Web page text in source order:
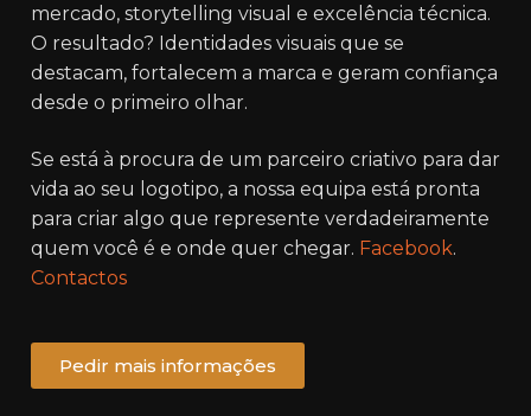
mercado, storytelling visual e excelência técnica.
O resultado? Identidades visuais que se
destacam, fortalecem a marca e geram confiança
desde o primeiro olhar.
Se está à procura de um parceiro criativo para dar
vida ao seu logotipo, a nossa equipa está pronta
para criar algo que represente verdadeiramente
quem você é e onde quer chegar. Facebook.
Contactos
Pedir mais informações